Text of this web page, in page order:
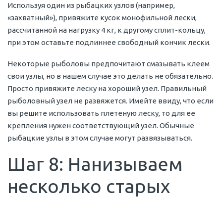
Используя один из рыбацких узлов (например,
«захватный»), привяжите кусок монофильной лески,
рассчитанной на нагрузку 4 кг, к другому сплит-кольцу,
при этом оставьте подлиннее свободный кончик лески.
Некоторые рыболовы предпочитают смазывать клеем
свои узлы, но в нашем случае это делать не обязательно.
Просто привяжите леску на хороший узел. Правильный
рыболовный узел не развяжется. Имейте ввиду, что если
вы решите использовать плетеную леску, то для ее
крепления нужен соответствующий узел. Обычные
рыбацкие узлы в этом случае могут развязываться.
Шаг 8: Нанизываем
несколько старых